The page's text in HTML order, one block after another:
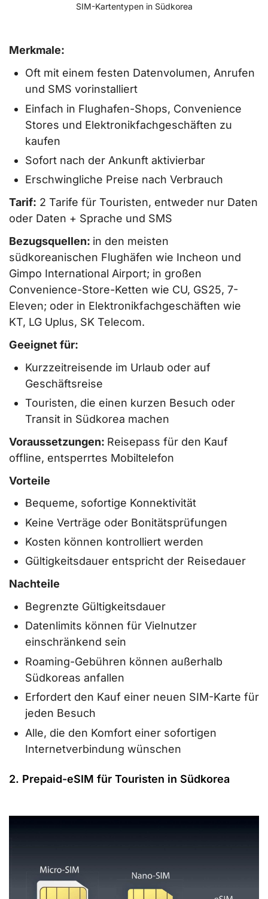
SIM-Kartentypen in Südkorea
Merkmale:
Oft mit einem festen Datenvolumen, Anrufen
und SMS vorinstalliert
Einfach in Flughafen-Shops, Convenience
Stores und Elektronikfachgeschäften zu
kaufen
Sofort nach der Ankunft aktivierbar
Erschwingliche Preise nach Verbrauch
Tarif: 2 Tarife für Touristen, entweder nur Daten
oder Daten + Sprache und SMS
Bezugsquellen: in den meisten
südkoreanischen Flughäfen wie Incheon und
Gimpo International Airport; in großen
Convenience-Store-Ketten wie CU, GS25, 7-
Eleven; oder in Elektronikfachgeschäften wie
KT, LG Uplus, SK Telecom.
Geeignet für:
Kurzzeitreisende im Urlaub oder auf
Geschäftsreise
Touristen, die einen kurzen Besuch oder
Transit in Südkorea machen
Voraussetzungen: Reisepass für den Kauf
offline, entsperrtes Mobiltelefon
Vorteile
Bequeme, sofortige Konnektivität
Keine Verträge oder Bonitätsprüfungen
Kosten können kontrolliert werden
Gültigkeitsdauer entspricht der Reisedauer
Nachteile
Begrenzte Gültigkeitsdauer
Datenlimits können für Vielnutzer
einschränkend sein
Roaming-Gebühren können außerhalb
Südkoreas anfallen
Erfordert den Kauf einer neuen SIM-Karte für
jeden Besuch
Alle, die den Komfort einer sofortigen
Internetverbindung wünschen
2. Prepaid-eSIM für Touristen in Südkorea